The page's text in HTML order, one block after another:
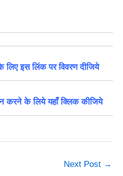
लिए इस लिंक पर विवरण दीजिये
करने के लिये यहाँ क्लिक कीजिये
Next Post →